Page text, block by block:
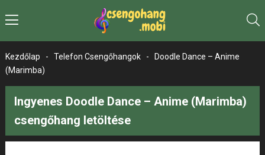
Kezdőlap - Telefon Csengőhangok -
Doodle Dance – Anime
(Marimba)
Ingyenes Doodle Dance – Anime (Marimba)
csengőhang letöltése